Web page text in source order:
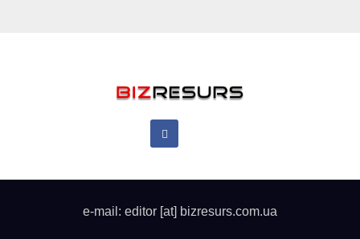
e-mail: editor [at] bizresurs.com.ua